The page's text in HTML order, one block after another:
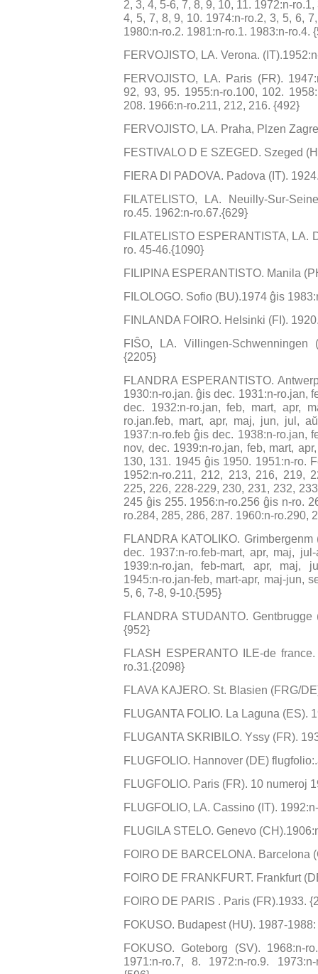
2, 3, 4, 5-6, 7, 8, 9, 10, 11. 1972:n-
4, 5, 7, 8, 9, 10. 1974:n-ro.2, 3, 5, 6,
1980:n-ro.2. 1981:n-ro.1. 1983:n-ro.4.
FERVOJISTO, LA. Verona.
FERVOJISTO, LA. Paris (FR).
92, 93, 95. 1955:n-ro.100, 102.
208. 1966:n-ro.211, 212, 216. {492}
FERVOJISTO, LA. Praha, Plzen
FESTIVALO D E SZEGED. Szeged
FIERA DI PADOVA. Padova (IT).
FILATELISTO, LA. Neuilly-Sur-
ro.45. 1962:n-ro.67.{629}
FILATELISTO ESPERANTISTA, LA.
ro. 45-46.{1090}
FILIPINA ESPERANTISTO. Manila
FILOLOGO. Sofio (BU).1974 ĝis
FINLANDA FOIRO. Helsinki (FI).
FIŜO, LA. Villingen-Schwenningen
{2205}
FLANDRA ESPERANTISTO.
1930:n-ro.jan. ĝis dec. 1931:n-ro.jan,
dec. 1932:n-ro.jan, feb, mart, apr,
ro.jan.feb, mart, apr, maj, jun, jul,
1937:n-ro.feb ĝis dec. 1938:n-ro.jan,
nov, dec. 1939:n-ro.jan, feb, mart,
130, 131. 1945 ĝis 1950. 1951:n-ro.
1952:n-ro.211, 212, 213, 216, 219,
225, 226, 228-229, 230, 231, 232,
245 ĝis 255. 1956:n-ro.256 ĝis n-ro.
ro.284, 285, 286, 287. 1960:n-ro.290,
FLANDRA KATOLIKO.
dec. 1937:n-ro.feb-mart, apr, maj,
1939:n-ro.jan, feb-mart, apr, maj,
1945:n-ro.jan-feb, mart-apr, maj-jun,
5, 6, 7-8, 9-10.{595}
FLANDRA STUDANTO.
{952}
FLASH ESPERANTO ILE-de
ro.31.{2098}
FLAVA KAJERO. St. Blasien (FRG/
FLUGANTA FOLIO. La Laguna (ES).
FLUGANTA SKRIBILO. Yssy (FR).
FLUGFOLIO. Hannover (DE)
FLUGFOLIO. Paris (FR). 10 numeroj
FLUGFOLIO, LA. Cassino (IT).
FLUGILA STELO. Genevo
FOIRO DE BARCELONA. Barcelona
FOIRO DE FRANKFURT. Frankfurt
FOIRO DE PARIS . Paris (FR).1933.
FOKUSO. Budapest (HU). 1987-
FOKUSO. Goteborg (SV). 1968:n-
1971:n-ro.7, 8. 1972:n-ro.9.